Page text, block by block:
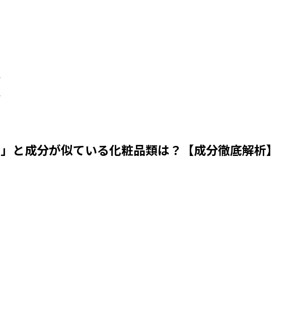
」と成分が似ている化粧品類は？【成分徹底解析】